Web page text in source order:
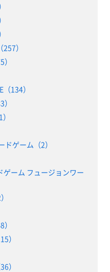
）
134）
ゲーム（2）
ゲーム フュージョンワー
）
）